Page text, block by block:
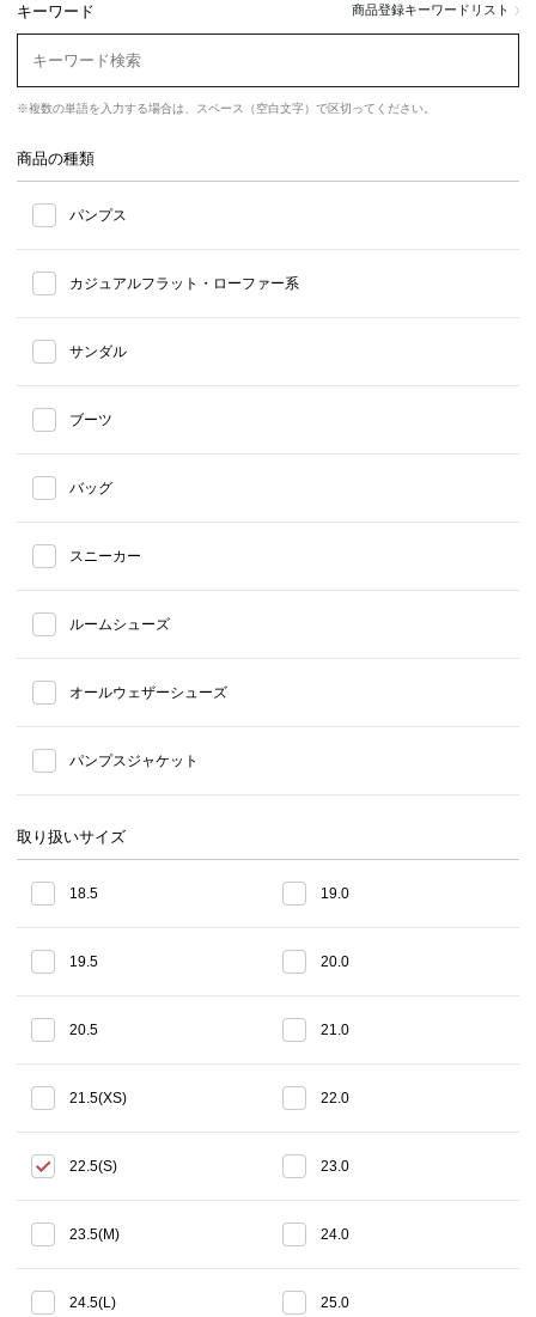
キーワード 商品登録キーワードリスト
※複数の単語を入力する場合は、スペース（空白文字）で区切ってください。
商品の種類
パンプス
カジュアルフラット・ローファー系
サンダル
ブーツ
バッグ
スニーカー
ルームシューズ
オールウェザーシューズ
パンプスジャケット
取り扱いサイズ
18.5 19.0
19.5 20.0
20.5 21.0
21.5(XS) 22.0
22.5(S) 23.0
23.5(M) 24.0
24.5(L) 25.0